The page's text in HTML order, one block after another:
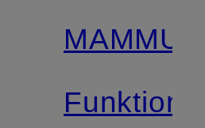
Zertifiziert
MAMMUT